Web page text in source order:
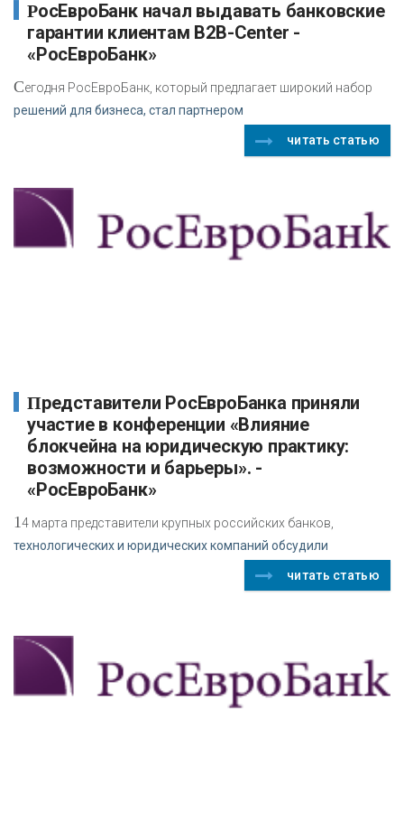
РосЕвроБанк начал выдавать банковские
гарантии клиентам B2B-Center -
«РосЕвроБанк»
Сегодня РосЕвроБанк, который предлагает широкий набор
решений для бизнеса, стал партнером
читать статью
Представители РосЕвроБанка приняли
участие в конференции «Влияние
блокчейна на юридическую практику:
возможности и барьеры». -
«РосЕвроБанк»
14 марта представители крупных российских банков,
технологических и юридических компаний обсудили
читать статью